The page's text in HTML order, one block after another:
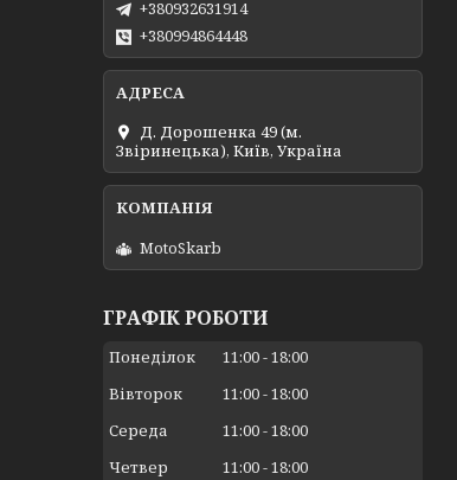
+380932631914
+380994864448
Д. Дорошенка 49 (м.
Звіринецька), Київ, Україна
MotoSkarb
ГРАФІК РОБОТИ
Понеділок 11:00 18:00
Вівторок
11:00 18:00
Середа
11:00 18:00
Четвер
11:00 18:00